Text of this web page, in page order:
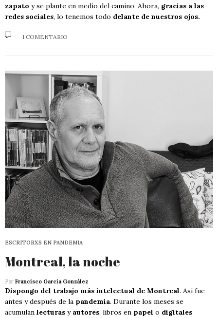
zapato y se plante en medio del camino. Ahora, gracias a las
redes sociales, lo tenemos todo delante de nuestros ojos.
1 COMENTARIO
ESCRITORXS EN PANDEMIA
Montreal, la noche
Por Francisco García González
Dispongo del trabajo más intelectual de Montreal. Así fue
antes y después de la pandemia. Durante los meses se
acumulan lecturas y autores, libros en papel o digitales